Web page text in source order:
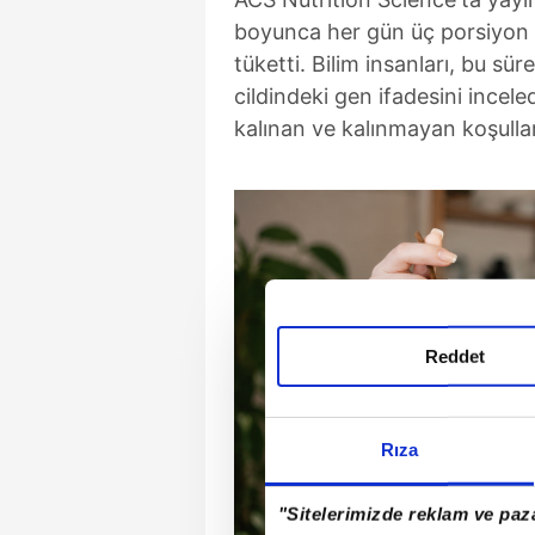
Rıza
"Sitelerimizde reklam ve
Reddet
boyunca her gün üç
tüketti. Bilim insanları, bu
cildindeki gen ifadesini
kalınan ve kalınmayan